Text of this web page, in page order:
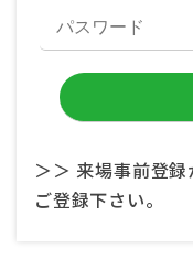
＞＞ 来場事前登
ご登録下さい。